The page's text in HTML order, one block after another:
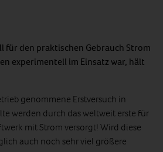
den praktischen Gebrauch Strom
experimentell im Einsatz war, hält
genommene Erstversuch in
werden durch das weltweit erste für
mit Strom versorgt! Wird diese
auch noch sehr viel größere